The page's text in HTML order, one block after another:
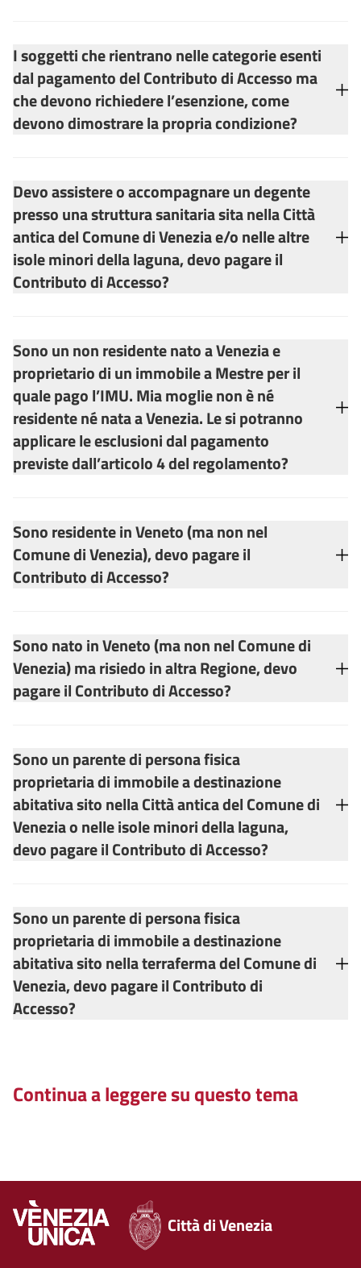
I soggetti che rientrano nelle categorie esenti
dal pagamento del Contributo di Accesso ma
che devono richiedere l’esenzione, come
devono dimostrare la propria condizione?
Devo assistere o accompagnare un degente
presso una struttura sanitaria sita nella Città
antica del Comune di Venezia e/o nelle altre
isole minori della laguna, devo pagare il
Contributo di Accesso?
Sono un non residente nato a Venezia e
proprietario di un immobile a Mestre per il
quale pago l’IMU. Mia moglie non è né
residente né nata a Venezia. Le si potranno
applicare le esclusioni dal pagamento
previste dall’articolo 4 del regolamento?
Sono residente in Veneto (ma non nel
Comune di Venezia), devo pagare il
Contributo di Accesso?
Sono nato in Veneto (ma non nel Comune di
Venezia) ma risiedo in altra Regione, devo
pagare il Contributo di Accesso?
Sono un parente di persona fisica
proprietaria di immobile a destinazione
abitativa sito nella Città antica del Comune di
Venezia o nelle isole minori della laguna,
devo pagare il Contributo di Accesso?
Sono un parente di persona fisica
proprietaria di immobile a destinazione
abitativa sito nella terraferma del Comune di
Venezia, devo pagare il Contributo di
Accesso?
Continua a leggere su questo tema
Città di Venezia